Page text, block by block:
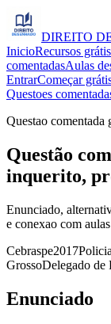
DIREITO
InicioRecursos grátis
comentadasAulas
EntrarComeçar
Questoes
Questao comentada
Questão
inquerito,
Enunciado,
e conexao com
Cebraspe2017
GrossoDelegado de
Enunciado